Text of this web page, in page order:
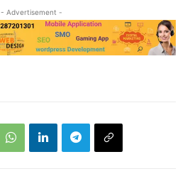
- Advertisement -